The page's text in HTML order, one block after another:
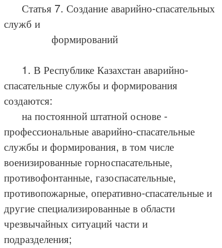
Статья 7. Создание аварийно-спасательных
служб и
формирований
1. В Республике Казахстан аварийно-
спасательные службы и формирования
создаются:
на постоянной штатной основе -
профессиональные аварийно-спасательные
службы и формирования, в том числе
военизированные горноспасательные,
противофонтанные, газоспасательные,
противопожарные, оперативно-спасательные и
другие специализированные в области
чрезвычайных ситуаций части и
подразделения;